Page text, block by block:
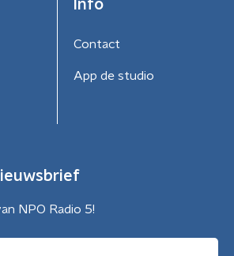
Info
Contact
App de studio
NPO Radio 5!